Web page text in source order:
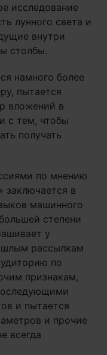
исследование
лунного света и
внутри
столбы.
намного более
пытается
вложений в
с тем, чтобы
получать
по мнению
заключается в
машинного
степени
у
рассылкам
по
признакам,
и пытается
и прочие
всегда